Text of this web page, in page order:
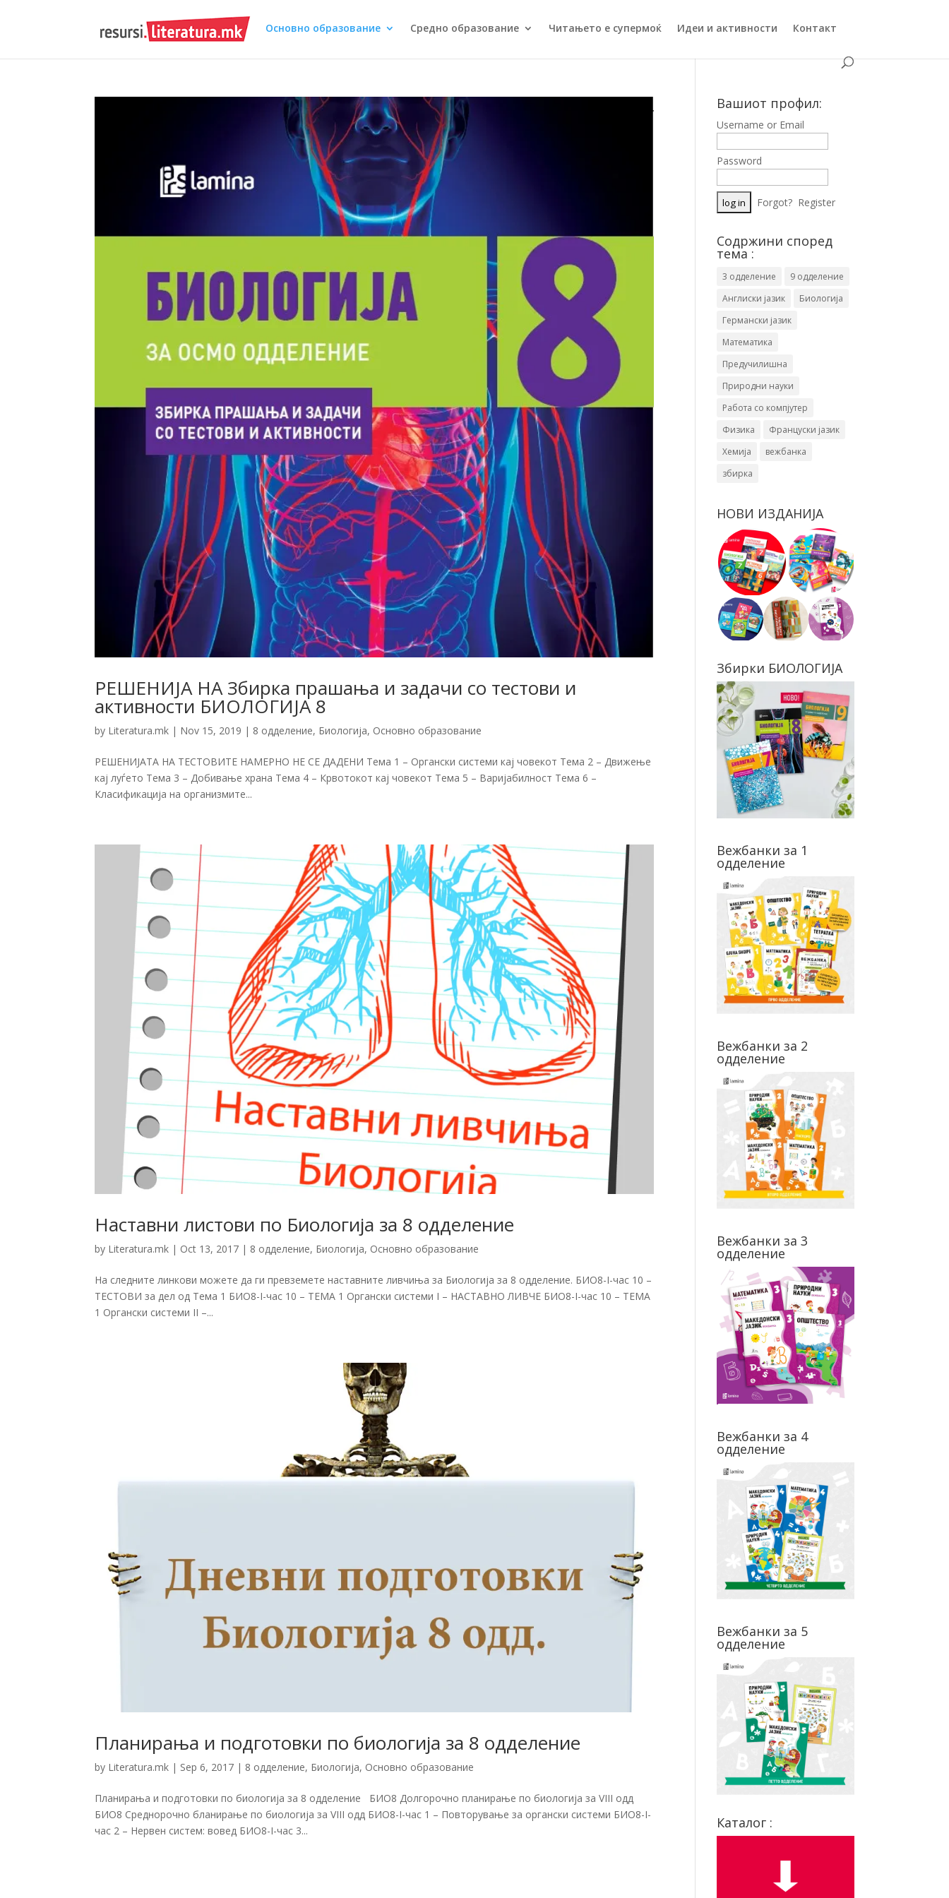
Основно образование Средно образование Читањето е супермоќ Идеи и активности Контакт
РЕШЕНИЈА НА Збирка прашања и задачи со тестови и
активности БИОЛОГИЈА 8
by Literatura.mk | Nov 15, 2019 | 8 одделение, Биологија, Основно образование
РЕШЕНИЈАТА НА ТЕСТОВИТЕ НАМЕРНО НЕ СЕ ДАДЕНИ Тема 1 – Органски системи кај човекот Тема 2 – Движење
кај луѓето Тема 3 – Добивање храна Тема 4 – Крвотокот кај човекот Тема 5 – Варијабилност Тема 6 –
Класификација на организмите...
Наставни листови по Биологија за 8 одделение
by Literatura.mk | Oct 13, 2017 | 8 одделение, Биологија, Основно образование
На следните линкови можете да ги превземете наставните ливчиња за Биологија за 8 одделение. БИО8-I-час 10 –
ТЕСТОВИ за дел од Тема 1 БИО8-I-час 10 – ТЕМА 1 Органски системи I – НАСТАВНО ЛИВЧЕ БИО8-I-час 10 – ТЕМА
1 Органски системи II –...
Планирања и подготовки по биологија за 8 одделение
by Literatura.mk | Sep 6, 2017 | 8 одделение, Биологија, Основно образование
Планирања и подготовки по биологија за 8 одделение БИО8 Долгорочно планирање по биологија за VIII одд
БИО8 Среднорочно бланирање по биологија за VIII одд БИО8-I-час 1 – Повторување за органски системи БИО8-I-
час 2 – Нервен систем: вовед БИО8-I-час 3...
Вашиот профил:
Username or Email
Password
Forgot? Register
Содржини според
тема :
3 одделение
9 одделение
Англиски јазик
Биологија
Германски јазик
Математика
Предучилишна
Природни науки
Работа со компјутер
Физика
Француски јазик
Хемија
вежбанка
збирка
НОВИ ИЗДАНИЈА
Збирки БИОЛОГИЈА
Вежбанки за 1
одделение
Вежбанки за 2
одделение
Вежбанки за 3
одделение
Вежбанки за 4
одделение
Вежбанки за 5
одделение
Каталог :